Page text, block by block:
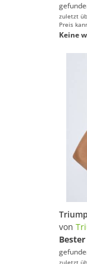
zuletzt
Preis
Keine
von
zuletzt